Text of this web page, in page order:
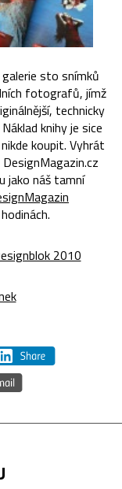
sto snímků
fotografů, jímž
technicky
knihy je sice
koupit. Vyhrát
jako náš tamní
2010